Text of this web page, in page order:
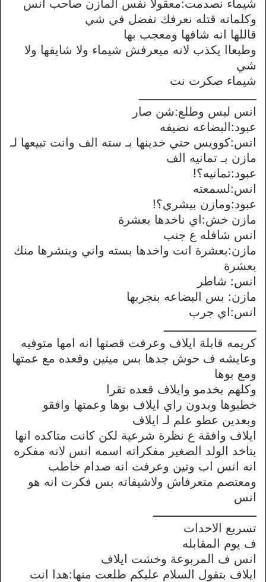
شيماء نصدمت:معقولا نفس المازن صاحب انس
وكلماته قتله نعرفك تفضل في شي
قاللها انه شافها ومعجب بها
وطبعاا يكذب لانه ميعرفش شيماء ولا شايفها ولا
شي
شيماء صكرت نت
ـــــــــــــــــــــــــــــــــ
انس لبس وطلع:شن صار
عبود:البضاعه نضيفه
انس:كوويس حني خدينها بـ سته الف وانت تبيعها لـ
مازن بـ تمانيه الف
عبود:تمانيه؟!
انس:لسمعته
عبود:ومازن بيشري؟!
مازن خش:اي ناخدها بعشرة
انس شافله ع جنب
مازن:بعشرة انت واخدها بسته واني وبنشرها منك
بعشرة
انس: شاطر
مازن: بس البضاعه بنجربها
انس:اي جرب
ــــــــــــــــــــــــــ
كريمه قابلة ايلاف وعرفت قصتها انه امها متوفيه
وعايشه ف حوش جدها بس ميتين وقعده مع عمتها
ومع بوها
وكلهم يخدمو وايلاف قعده تقرا
خطبوها وبدون راي ايلاف بوها وعمتها وافقو
وبعدين عطو علم لـ ايلاف
ايلاف وافقة ع نظرة شرعية لكن كانت متاكده انها
بتاخد الولد الصغير مفكراته اسمه انس لانه مفكره
انه انس اب وتين وعرفت انه صدام خاطب
ومعتصم متعرفاش ولاشيفاته بس فكرت انه هو
انس
ـــــــــــــــــــــــــــــ
تسريع الاحدات
ف يوم المقابله
انس ف المربوعة وخشت ايلاف
ايلاف بتقول السلام عليكم طلعت منها:هدا انت